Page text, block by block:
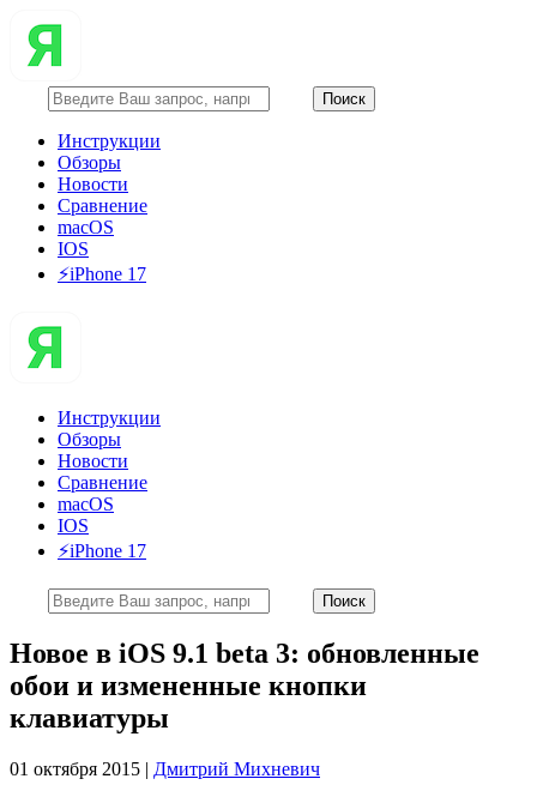
Инструкции
Обзоры
Новости
Сравнение
macOS
IOS
⚡️iPhone 17
Инструкции
Обзоры
Новости
Сравнение
macOS
IOS
⚡️iPhone 17
Новое в iOS 9.1 beta 3: обновленные
обои и измененные кнопки
клавиатуры
01 октября 2015 | Дмитрий Михневич